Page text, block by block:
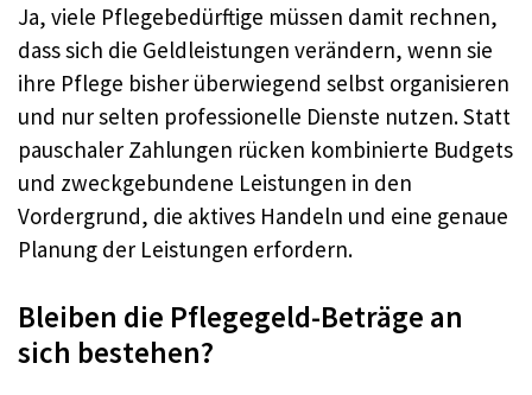
Ja, viele Pflegebedürftige müssen damit rechnen,
dass sich die Geldleistungen verändern, wenn sie
ihre Pflege bisher überwiegend selbst organisieren
und nur selten professionelle Dienste nutzen. Statt
pauschaler Zahlungen rücken kombinierte Budgets
und zweckgebundene Leistungen in den
Vordergrund, die aktives Handeln und eine genaue
Planung der Leistungen erfordern.
Bleiben die Pflegegeld-Beträge an
sich bestehen?